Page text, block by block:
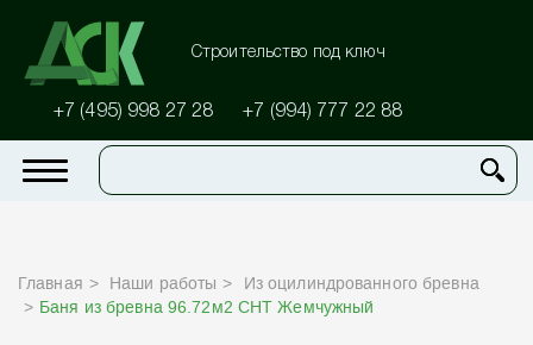
Строительство под ключ
+7 (495) 998 27 28 +7 (994) 777 22 88
Главная Наши работы
Из оцилиндрованного бревна
Баня из бревна 96.72м2 СНТ Жемчужный